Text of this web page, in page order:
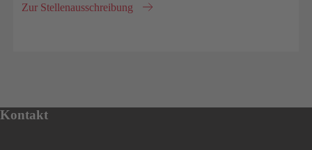
Zur Stellenausschreibung
Kontakt